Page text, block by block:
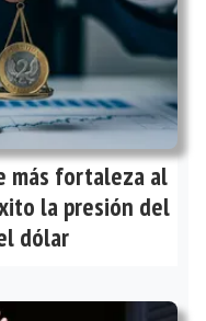
más fortaleza al
la presión del
dólar